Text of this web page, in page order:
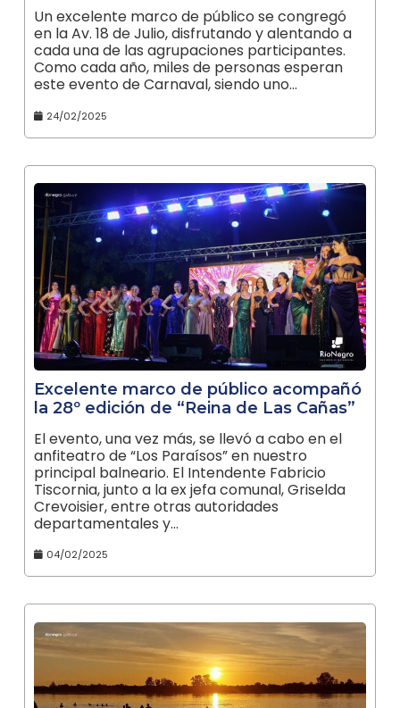
Un excelente marco de público se congregó
en la Av. 18 de Julio, disfrutando y alentando a
cada una de las agrupaciones participantes.
Como cada año, miles de personas esperan
este evento de Carnaval, siendo uno…
24/02/2025
Excelente marco de público acompañó
la 28º edición de “Reina de Las Cañas”
El evento, una vez más, se llevó a cabo en el
anfiteatro de “Los Paraísos” en nuestro
principal balneario. El Intendente Fabricio
Tiscornia, junto a la ex jefa comunal, Griselda
Crevoisier, entre otras autoridades
departamentales y…
04/02/2025